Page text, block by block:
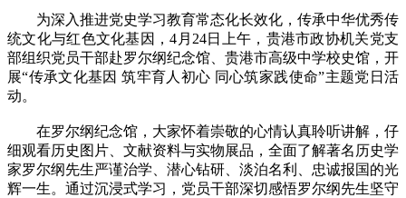
为深入推进党史学习教育常态化长效化，传承中华优秀传
统文化与红色文化基因，4月24日上午，贵港市政协机关党支
部组织党员干部赴罗尔纲纪念馆、贵港市高级中学校史馆，开
展“传承文化基因 筑牢育人初心 同心筑家践使命”主题党日活
动。
在罗尔纲纪念馆，大家怀着崇敬的心情认真聆听讲解，仔
细观看历史图片、文献资料与实物展品，全面了解著名历史学
家罗尔纲先生严谨治学、潜心钻研、淡泊名利、忠诚报国的光
辉一生。通过沉浸式学习，党员干部深切感悟罗尔纲先生坚守